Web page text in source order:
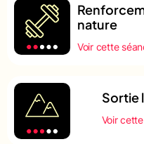
nature
Voir cette
Sortie
Voir